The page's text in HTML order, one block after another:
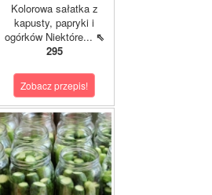
Kolorowa sałatka z
kapusty, papryki i
ogórków Niektóre... ⇖
295
Zobacz przepis!